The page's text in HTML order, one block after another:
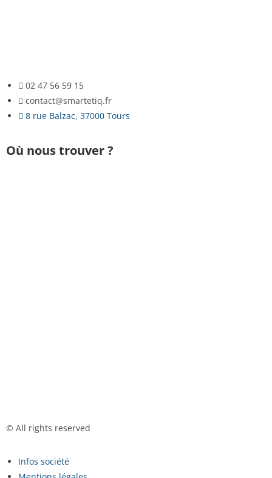
02 47 56 59 15
contact@smartetiq.fr
8 rue Balzac, 37000 Tours
Où nous trouver ?
© All rights reserved
Infos société